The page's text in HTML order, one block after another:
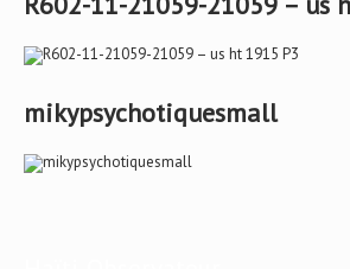
mikypsychotiquesmall